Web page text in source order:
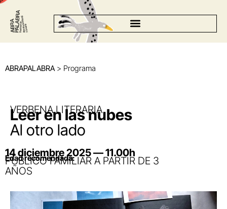
ABRAPALABRA > Programa
14 diciembre 2025 — 11.00h
Edad recomendada:
PÚBLICO FAMILIAR A PARTIR DE 3
AÑOS
VERBENA LITERARIA
Leer en las nubes
Al otro lado